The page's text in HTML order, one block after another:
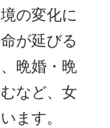
の変化に
が延びる
晩婚・晩
など、女
ます。